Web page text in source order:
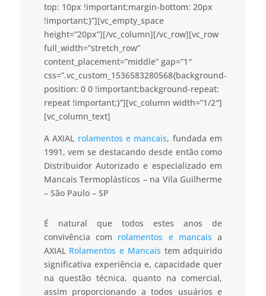
top: 10px !important;margin-bottom: 20px
!important;}”][vc_empty_space
height=”20px”][/vc_column][/vc_row][vc_row
full_width=”stretch_row”
content_placement=”middle” gap=”1″
css=”.vc_custom_1536583280568{background-
position: 0 0 !important;background-repeat:
repeat !important;}”][vc_column width=”1/2″]
[vc_column_text]
A AXIAL rolamentos e mancais, fundada em
1991, vem se destacando desde então como
Distribuidor Autorizado e especializado em
Mancais Termoplásticos – na Vila Guilherme
– São Paulo – SP
É natural que todos estes anos de
convivência com rolamentos e mancais a
AXIAL Rolamentos e Mancais tem adquirido
significativa experiência e, capacidade quer
na questão técnica, quanto na comercial,
assim proporcionando a todos usuários e